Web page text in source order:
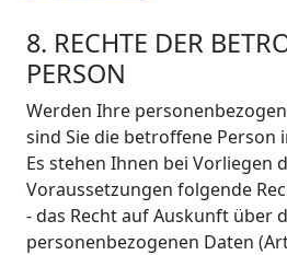
8. RECHTE DER
PERSON
Werden Ihre
sind Sie die betroffene Person
Es stehen Ihnen bei Vorliegen
Voraussetzungen folgende
- das Recht auf Auskunft über
personenbezogenen Daten